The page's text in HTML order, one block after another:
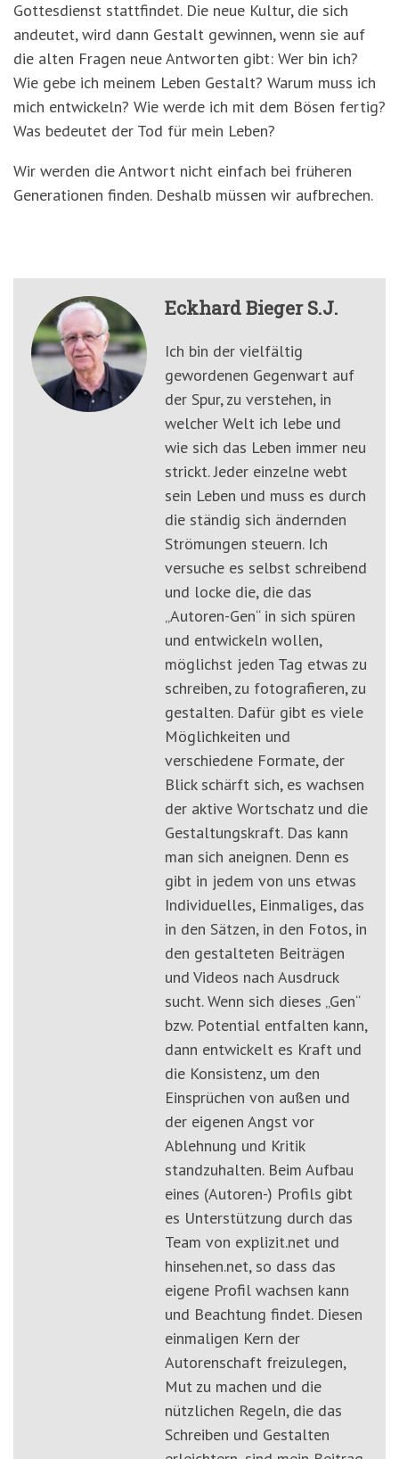
Gottesdienst stattfindet. Die neue Kultur, die sich
andeutet, wird dann Gestalt gewinnen, wenn sie auf
die alten Fragen neue Antworten gibt: Wer bin ich?
Wie gebe ich meinem Leben Gestalt? Warum muss ich
mich entwickeln? Wie werde ich mit dem Bösen fertig?
Was bedeutet der Tod für mein Leben?
Wir werden die Antwort nicht einfach bei früheren
Generationen finden. Deshalb müssen wir aufbrechen.
Eckhard Bieger S.J.
Ich bin der vielfältig
gewordenen Gegenwart auf
der Spur, zu verstehen, in
welcher Welt ich lebe und
wie sich das Leben immer neu
strickt. Jeder einzelne webt
sein Leben und muss es durch
die ständig sich ändernden
Strömungen steuern. Ich
versuche es selbst schreibend
und locke die, die das
„Autoren-Gen“ in sich spüren
und entwickeln wollen,
möglichst jeden Tag etwas zu
schreiben, zu fotografieren, zu
gestalten. Dafür gibt es viele
Möglichkeiten und
verschiedene Formate, der
Blick schärft sich, es wachsen
der aktive Wortschatz und die
Gestaltungskraft. Das kann
man sich aneignen. Denn es
gibt in jedem von uns etwas
Individuelles, Einmaliges, das
in den Sätzen, in den Fotos, in
den gestalteten Beiträgen
und Videos nach Ausdruck
sucht. Wenn sich dieses „Gen“
bzw. Potential entfalten kann,
dann entwickelt es Kraft und
die Konsistenz, um den
Einsprüchen von außen und
der eigenen Angst vor
Ablehnung und Kritik
standzuhalten. Beim Aufbau
eines (Autoren-) Profils gibt
es Unterstützung durch das
Team von explizit.net und
hinsehen.net, so dass das
eigene Profil wachsen kann
und Beachtung findet. Diesen
einmaligen Kern der
Autorenschaft freizulegen,
Mut zu machen und die
nützlichen Regeln, die das
Schreiben und Gestalten